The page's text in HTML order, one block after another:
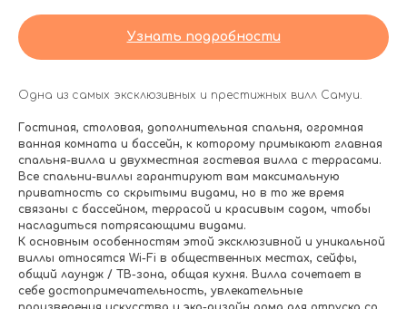
Узнать подробности
Одна из самых эксклюзивных и престижных вилл Самуи.
Гостиная, столовая, дополнительная спальня, огромная
ванная комната и бассейн, к которому примыкают главная
спальня-вилла и двухместная гостевая вилла с террасами.
Все спальни-виллы гарантируют вам максимальную
приватность со скрытыми видами, но в то же время
связаны с бассейном, террасой и красивым садом, чтобы
насладиться потрясающими видами.
К основным особенностям этой эксклюзивной и уникальной
виллы относятся Wi-Fi в общественных местах, сейфы,
общий лаундж / ТВ-зона, общая кухня. Вилла сочетает в
себе достопримечательность, увлекательные